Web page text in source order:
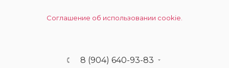
Соглашение об использовании cookie.
8 (904) 640-93-83